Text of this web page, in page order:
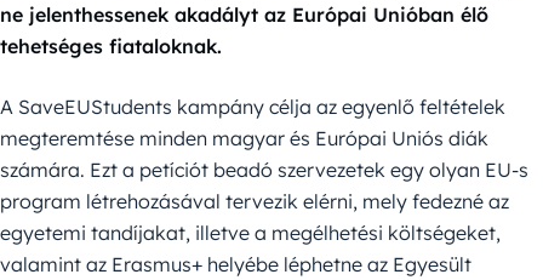
ne jelenthessenek akadályt az Európai Unióban élő
tehetséges fiataloknak.
A SaveEUStudents kampány célja az egyenlő feltételek
megteremtése minden magyar és Európai Uniós diák
számára. Ezt a petíciót beadó szervezetek egy olyan EU-s
program létrehozásával tervezik elérni, mely fedezné az
egyetemi tandíjakat, illetve a megélhetési költségeket,
valamint az Erasmus+ helyébe léphetne az Egyesült